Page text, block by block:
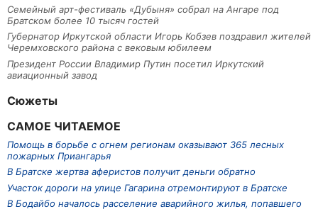
Семейный арт-фестиваль «Дубыня» собрал на Ангаре под
Братском более 10 тысяч гостей
Губернатор Иркутской области Игорь Кобзев поздравил жителей
Черемховского района с вековым юбилеем
Президент России Владимир Путин посетил Иркутский
авиационный завод
Сюжеты
САМОЕ ЧИТАЕМОЕ
Помощь в борьбе с огнем регионам оказывают 365 лесных
пожарных Приангарья
В Братске жертва аферистов получит деньги обратно
Участок дороги на улице Гагарина отремонтируют в Братске
В Бодайбо началось расселение аварийного жилья, попавшего